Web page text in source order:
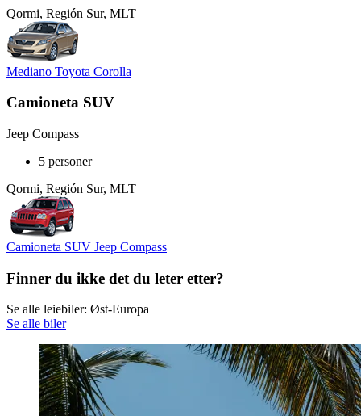
Qormi, Región Sur, MLT
Mediano Toyota Corolla
Camioneta SUV
Jeep Compass
5 personer
Qormi, Región Sur, MLT
Camioneta SUV Jeep Compass
Finner du ikke det du leter etter?
Se alle leiebiler: Øst-Europa
Se alle biler